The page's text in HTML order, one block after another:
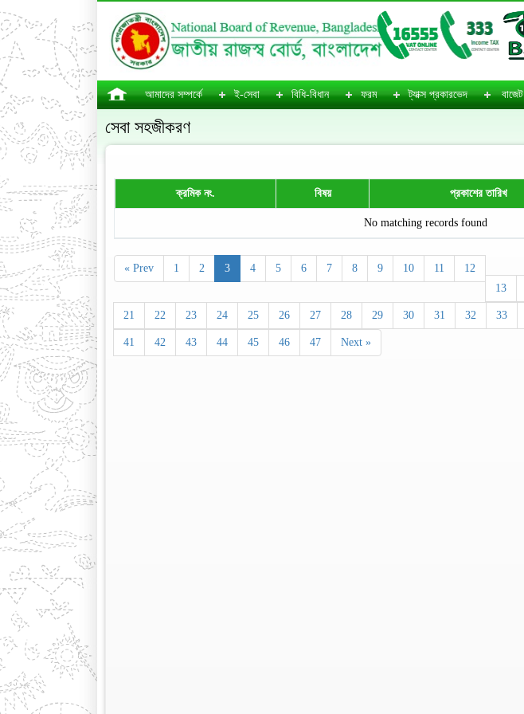
আমাদের সম্পর্কে ই-সেবা বিধি-বিধান ফরম ট্যাক্স প্রকারভেদ বাজেট
সেবা সহজীকরণ
ক্রমিক নং. বিষয় প্রকাশের তারিখ
No matching records found
« Prev 1 2 3 4 5 6 7 8 9 10 11
12
13
21 22 23 24 25 26 27 28 29 30 31 32 33
41 42 43 44 45 46 47 Next »